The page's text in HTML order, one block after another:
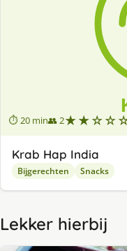
⏱ 20 min👥 2
Krab Hap India
Bijgerechten Snacks
Lekker hierbij